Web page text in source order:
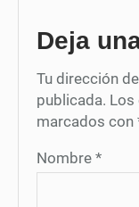
Deja
Tu dirección
publicada. Los
marcados con
Nombre *